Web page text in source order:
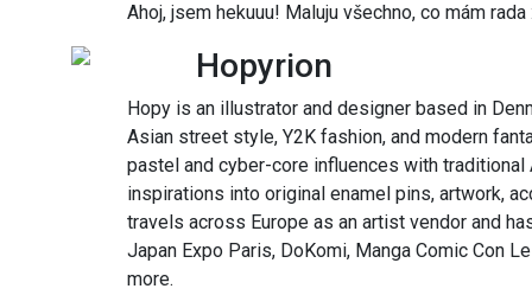
Ahoj, jsem hekuuu! Maluju všechno, co mám rada
Hopyrion
Hopy is an illustrator and designer based in
Asian street style, Y2K fashion, and modern
pastel and cyber-core influences with
inspirations into original enamel pins, artwork,
travels across Europe as an artist vendor and
Japan Expo Paris, DoKomi, Manga Comic Con
more.